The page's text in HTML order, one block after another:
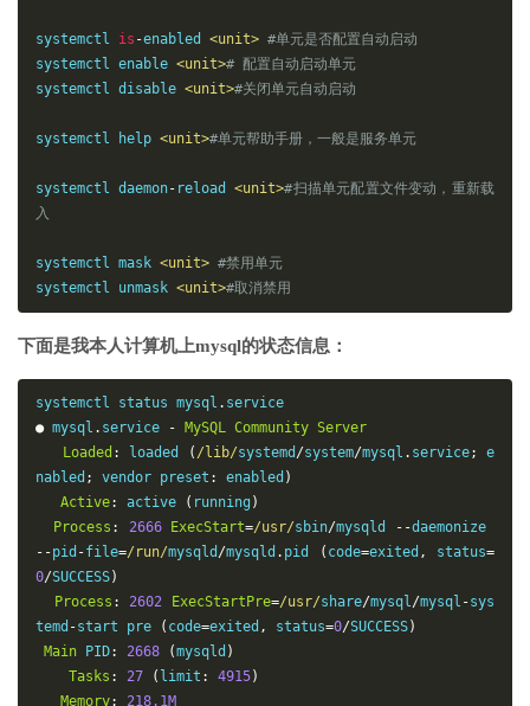
systemctl is -enabled <unit> #单元是否配置自动启动
systemctl enable <unit># 配置自动启动单元
systemctl disable <unit>#关闭单元自动启动
systemctl help <unit>#单元帮助手册，一般是服务单元
systemctl daemon- reload <unit>#扫描单元配置文件变动，重新载
入
systemctl mask <unit> #禁用单元
systemctl unmask <unit>#取消禁用
下面是我本人计算机上mysql的状态信息：
systemctl status mysql .
● mysql . service - MySQL Community Server
Loaded : loaded ( /lib/systemd /system/mysql . service;
e
nabled ; vendor preset : enabled )
Active: active ( running )
Process : 2666 ExecStart=/usr/sbin/mysqld --
--pid -file=/run/mysqld /mysqld . pid ( code=exited , status=
0/SUCCESS)
Process : 2602 ExecStartPre=/usr/share/mysql/mysql -sys
temd -start pre ( code=exited , status=0/SUCCESS)
Main PID: 2668 (mysqld )
Tasks : 27 ( limit : 4915)
Memory: 218.1M